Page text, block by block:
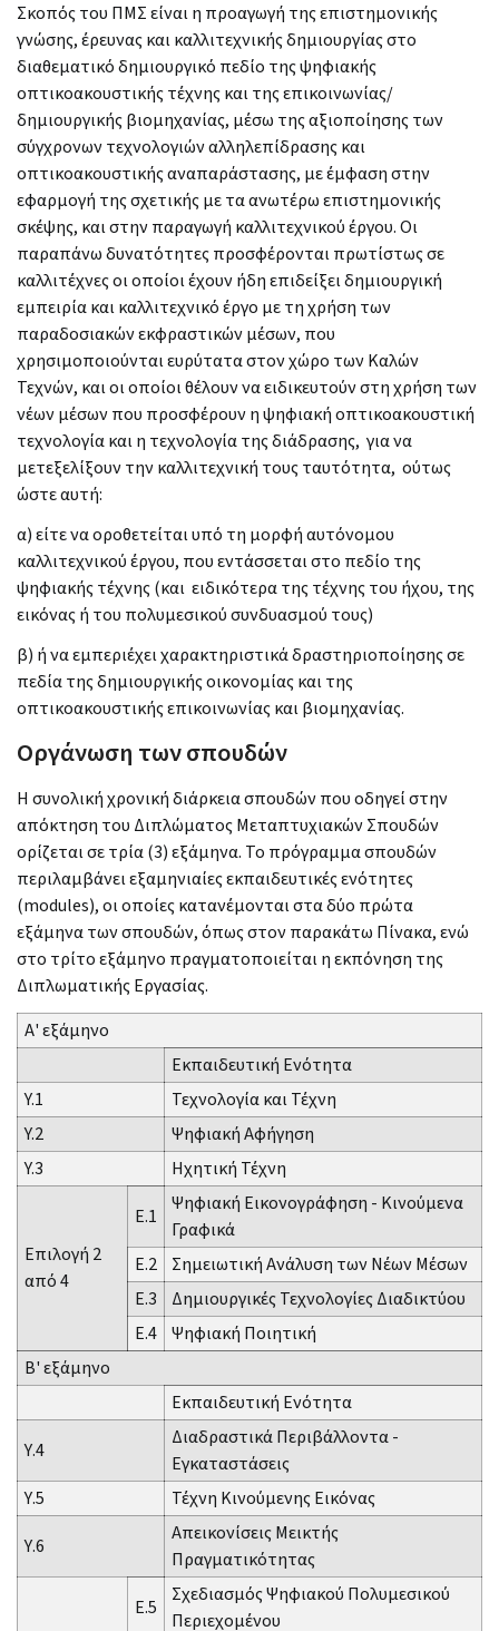
Σκοπός του ΠΜΣ είναι η προαγωγή της επιστημονικής
γνώσης, έρευνας και καλλιτεχνικής δημιουργίας στο
διαθεματικό δημιουργικό πεδίο της ψηφιακής
οπτικοακουστικής τέχνης και της επικοινωνίας/
δημιουργικής βιομηχανίας, μέσω της αξιοποίησης των
σύγχρονων τεχνολογιών αλληλεπίδρασης και
οπτικοακουστικής αναπαράστασης, με έμφαση στην
εφαρμογή της σχετικής με τα ανωτέρω επιστημονικής
σκέψης, και στην παραγωγή καλλιτεχνικού έργου. Οι
παραπάνω δυνατότητες προσφέρονται πρωτίστως σε
καλλιτέχνες οι οποίοι έχουν ήδη επιδείξει δημιουργική
εμπειρία και καλλιτεχνικό έργο με τη χρήση των
παραδοσιακών εκφραστικών μέσων, που
χρησιμοποιούνται ευρύτατα στον χώρο των Καλών
Τεχνών, και οι οποίοι θέλουν να ειδικευτούν στη χρήση των
νέων μέσων που προσφέρουν η ψηφιακή οπτικοακουστική
τεχνολογία και η τεχνολογία της διάδρασης, για να
μετεξελίξουν την καλλιτεχνική τους ταυτότητα, ούτως
ώστε αυτή:
α) είτε να οροθετείται υπό τη μορφή αυτόνομου
καλλιτεχνικού έργου, που εντάσσεται στο πεδίο της
ψηφιακής τέχνης (και ειδικότερα της τέχνης του ήχου, της
εικόνας ή του πολυμεσικού συνδυασμού τους)
β) ή να εμπεριέχει χαρακτηριστικά δραστηριοποίησης σε
πεδία της δημιουργικής οικονομίας και της
οπτικοακουστικής επικοινωνίας και βιομηχανίας.
Οργάνωση των σπουδών
Η συνολική χρονική διάρκεια σπουδών που οδηγεί στην
απόκτηση του Διπλώματος Μεταπτυχιακών Σπουδών
ορίζεται σε τρία (3) εξάμηνα. Το πρόγραμμα σπουδών
περιλαμβάνει εξαμηνιαίες εκπαιδευτικές ενότητες
(modules), οι οποίες κατανέμονται στα δύο πρώτα
εξάμηνα των σπουδών, όπως στον παρακάτω Πίνακα, ενώ
στο τρίτο εξάμηνο πραγματοποιείται η εκπόνηση της
Διπλωματικής Εργασίας.
Α' εξάμηνο
Εκπαιδευτική Ενότητα
Y.1
Τεχνολογία και Τέχνη
Y.2
Ψηφιακή Αφήγηση
Y.3
Ηχητική Τέχνη
Επιλογή 2
από 4
Ε.1
Ψηφιακή Εικονογράφηση - Κινούμενα
Γραφικά
Ε.2
Σημειωτική Ανάλυση των Νέων Μέσων
Ε.3
Δημιουργικές Τεχνολογίες Διαδικτύου
Ε.4 Ψηφιακή Ποιητική
Β' εξάμηνο
Εκπαιδευτική Ενότητα
Υ.4
Διαδραστικά Περιβάλλοντα -
Εγκαταστάσεις
Υ.5
Τέχνη Κινούμενης Εικόνας
Υ.6
Απεικονίσεις Μεικτής
Πραγματικότητας
Ε.5
Σχεδιασμός Ψηφιακού Πολυμεσικού
Περιεχομένου